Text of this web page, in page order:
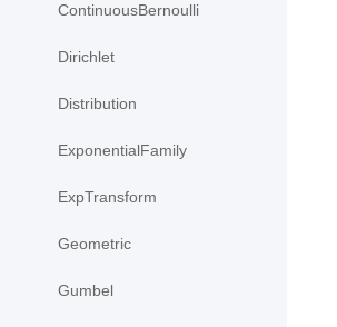
ContinuousBernoulli
Dirichlet
Distribution
ExponentialFamily
ExpTransform
Geometric
Gumbel